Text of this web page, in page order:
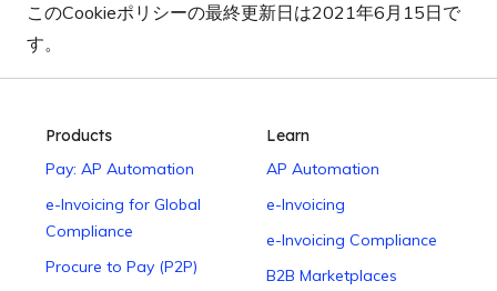
このCookieポリシーの最終更新日は2021年6月15日で
す。
Products
Pay: AP Automation
e-Invoicing for Global
Compliance
Procure to Pay (P2P)
Learn
AP Automation
e-Invoicing
e-Invoicing Compliance
B2B Marketplaces